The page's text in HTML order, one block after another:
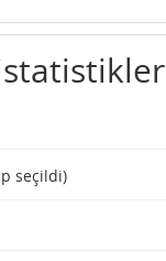
istatistikler
seçildi)